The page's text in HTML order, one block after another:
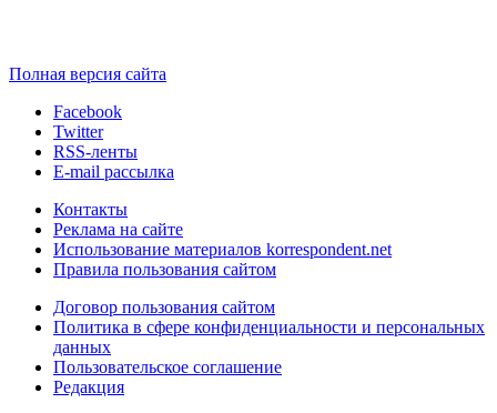
Полная версия сайта
Facebook
Twitter
RSS-ленты
E-mail рассылка
Контакты
Реклама на сайте
Использование материалов korrespondent.net
Правила пользования сайтом
Договор пользования сайтом
Политика в сфере конфиденциальности и персональных
данных
Пользовательское соглашение
Редакция